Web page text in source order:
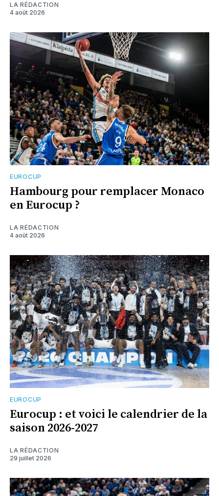
LA RÉDACTION
4 août 2026
EUROCUP
Hambourg pour remplacer Monaco
en Eurocup ?
LA RÉDACTION
4 août 2026
EUROCUP
Eurocup : et voici le calendrier de la
saison 2026-2027
LA RÉDACTION
29 juillet 2026